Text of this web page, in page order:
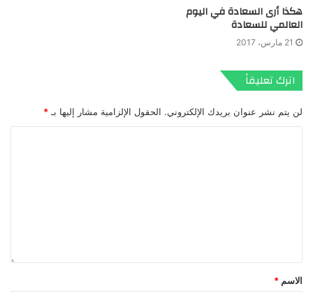
هكذا أرى السعادة في اليوم
العالمي للسعادة
21 مارس، 2017
اترك تعليقاً
لن يتم نشر عنوان بريدك الإلكتروني. الحقول الإلزامية مشار إليها بـ *
الاسم *